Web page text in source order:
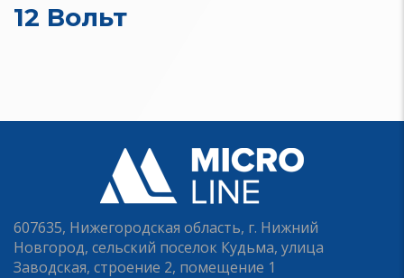
12 Вольт
607635, Нижегородская область, г. Нижний
Новгород, сельский поселок Кудьма, улица
Заводская, строение 2, помещение 1